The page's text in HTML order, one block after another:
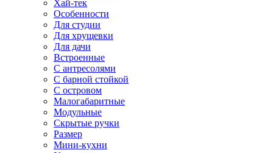
Хай-тек
Особенности
Для студии
Для хрущевки
Для дачи
Встроенные
С антресолями
С барной стойкой
С островом
Малогабаритные
Модульные
Скрытые ручки
Размер
Мини-кухни